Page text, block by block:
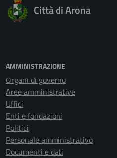
Città di Arona
AMMINISTRAZIONE
Organi di governo
Aree amministrative
Uffici
Enti e fondazioni
Politici
Personale amministrativo
Documenti e dati